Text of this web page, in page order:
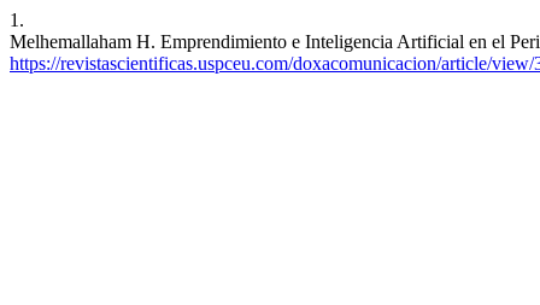
1.
Melhemallaham H. Emprendimiento e Inteligencia Artificial en el
https://revistascientificas.uspceu.com/doxacomunicacion/article/view/